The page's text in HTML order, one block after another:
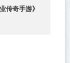
传奇手游》